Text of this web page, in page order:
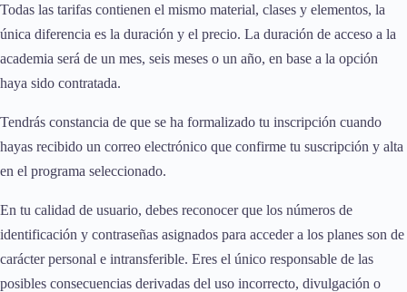
Todas las tarifas contienen el mismo material, clases y elementos, la
única diferencia es la duración y el precio. La duración de acceso a la
academia será de un mes, seis meses o un año, en base a la opción
haya sido contratada.
Tendrás constancia de que se ha formalizado tu inscripción cuando
hayas recibido un correo electrónico que confirme tu suscripción y alta
en el programa seleccionado.
En tu calidad de usuario, debes reconocer que los números de
identificación y contraseñas asignados para acceder a los planes son de
carácter personal e intransferible. Eres el único responsable de las
posibles consecuencias derivadas del uso incorrecto, divulgación o